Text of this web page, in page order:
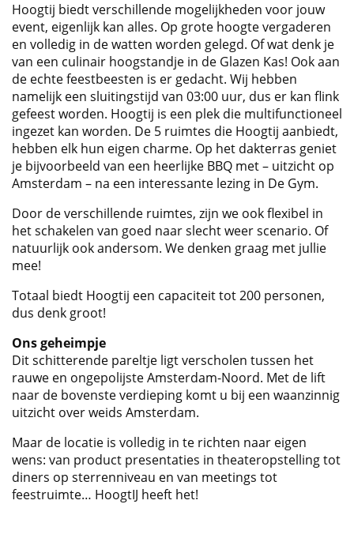
Hoogtij biedt verschillende mogelijkheden voor jouw
event, eigenlijk kan alles. Op grote hoogte vergaderen
en volledig in de watten worden gelegd. Of wat denk je
van een culinair hoogstandje in de Glazen Kas! Ook aan
de echte feestbeesten is er gedacht. Wij hebben
namelijk een sluitingstijd van 03:00 uur, dus er kan flink
gefeest worden. Hoogtij is een plek die multifunctioneel
ingezet kan worden. De 5 ruimtes die Hoogtij aanbiedt,
hebben elk hun eigen charme. Op het dakterras geniet
je bijvoorbeeld van een heerlijke BBQ met – uitzicht op
Amsterdam – na een interessante lezing in De Gym.
Door de verschillende ruimtes, zijn we ook flexibel in
het schakelen van goed naar slecht weer scenario. Of
natuurlijk ook andersom. We denken graag met jullie
mee!
Totaal biedt Hoogtij een capaciteit tot 200 personen,
dus denk groot!
Ons geheimpje
Dit schitterende pareltje ligt verscholen tussen het
rauwe en ongepolijste Amsterdam-Noord. Met de lift
naar de bovenste verdieping komt u bij een waanzinnig
uitzicht over weids Amsterdam.
Maar de locatie is volledig in te richten naar eigen
wens: van product presentaties in theateropstelling tot
diners op sterrenniveau en van meetings tot
feestruimte… HoogtIJ heeft het!